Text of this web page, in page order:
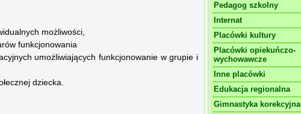
możliwości,
funkcjonowania
umożliwiających funkcjonowanie w grupie i
dziecka.
Pedagog szkolny
Internat
Placówki kultury
Placówki opiekuńczo-
wychowawcze
Inne placówki
Edukacja regionalna
Gimnastyka korekcyjna